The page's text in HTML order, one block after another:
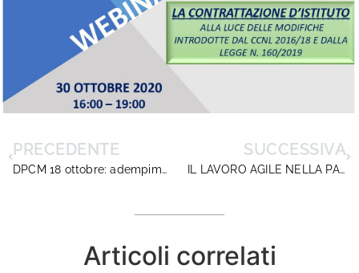
PRECEDENTE
DPCM 18 ottobre: adempimenti delle istituzioni scolastiche
SUCCESSIVA
IL LAVORO AGILE NELLA PA: Il DM della ministra Dadone fissa i criteri
Articoli correlati